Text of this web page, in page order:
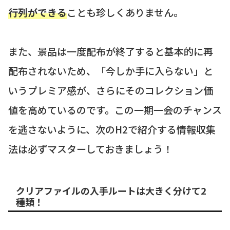
行列ができることも珍しくありません。
また、景品は一度配布が終了すると基本的に再
配布されないため、「今しか手に入らない」と
いうプレミア感が、さらにそのコレクション価
値を高めているのです。この一期一会のチャンス
を逃さないように、次のH2で紹介する情報収集
法は必ずマスターしておきましょう！
クリアファイルの入手ルートは大きく分けて2
種類！